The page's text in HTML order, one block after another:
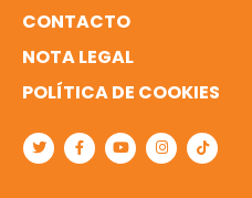
CONTACTO
NOTA LEGAL
POLÍTICA DE COOKIES